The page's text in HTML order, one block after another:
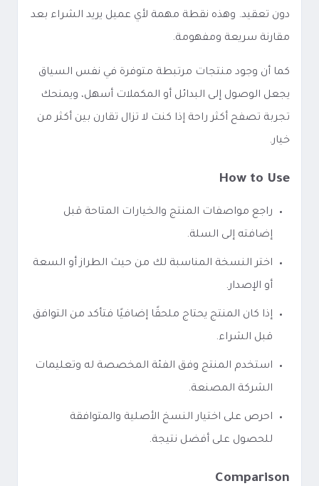
دون تعقيد. وهذه نقطة مهمة لأي عميل يريد الشراء بعد
مقارنة سريعة ومفهومة.
كما أن وجود منتجات مرتبطة متوفرة في نفس السياق
يجعل الوصول إلى البدائل أو المكملات أسهل، ويمنحك
تجربة تصفح أكثر راحة إذا كنت لا تزال تقارن بين أكثر من
خيار.
How to Use
راجع مواصفات المنتج والخيارات المتاحة قبل
إضافته إلى السلة.
اختر النسخة المناسبة لك من حيث الطراز أو السعة
أو الإصدار.
إذا كان المنتج يحتاج ملحقًا إضافيًا فتأكد من التوافق
قبل الشراء.
استخدم المنتج وفق الفئة المخصصة له وتعليمات
الشركة المصنعة.
احرص على اختيار النسخ الأصلية والمتوافقة
للحصول على أفضل نتيجة.
Comparison